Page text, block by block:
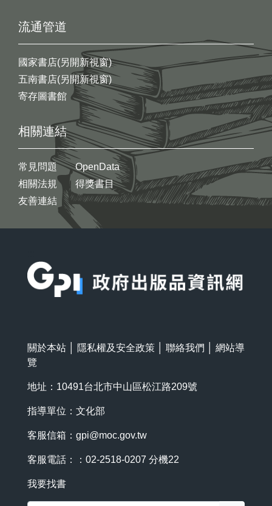
流通管道
國家書店(另開新視窗)
五南書店(另開新視窗)
寄存圖書館
相關連結
常見問題
相關法規
友善連結
OpenData
得獎書目
關於本站 隱私權及安全政策 聯絡我們
網站導
覽
地址：10491台北市中山區松江路209號
指導單位：文化部
客服信箱： gpi@moc.gov.tw
客服電話：：02-2518-0207 分機22
我要找書